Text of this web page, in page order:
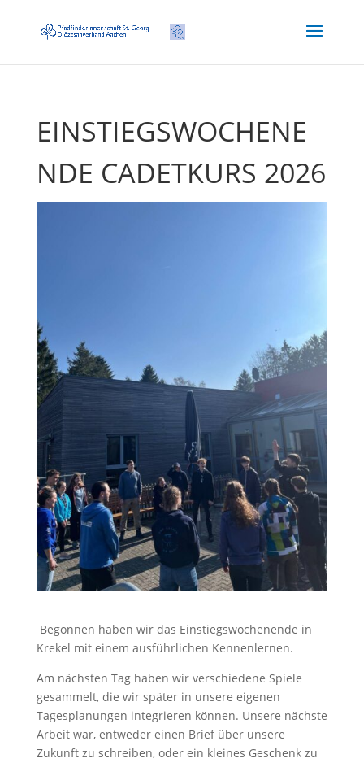
EINSTIEGSWOCHENE
NDE CADETKURS 2026
Begonnen haben wir das Einstiegswochenende in
Krekel mit einem ausführlichen Kennenlernen.
Am nächsten Tag haben wir verschiedene Spiele
gesammelt, die wir später in unsere eigenen
Tagesplanungen integrieren können. Unsere nächste
Arbeit war, entweder einen Brief über unsere
Zukunft zu schreiben, oder ein kleines Geschenk zu